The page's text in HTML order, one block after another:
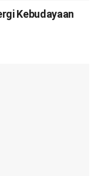
Kebudayaan